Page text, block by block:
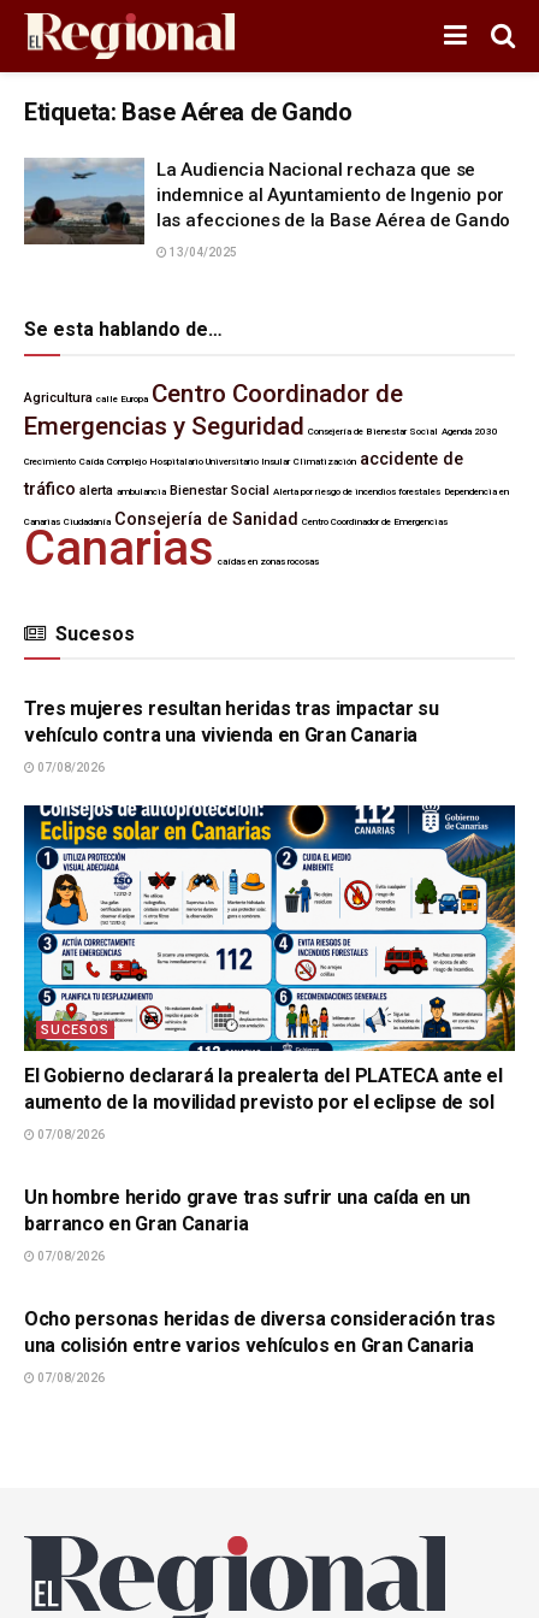
Etiqueta: Base Aérea de Gando
La Audiencia Nacional rechaza que se
indemnice al Ayuntamiento de Ingenio por
las afecciones de la Base Aérea de Gando
13/04/2025
Se esta hablando de…
Agricultura calle Europa Centro Coordinador de
Emergencias y Seguridad Consejería de Bienestar Social Agenda 2030
Crecimiento Caída Complejo Hospitalario Universitario Insular Climatización accidente de
tráfico alerta ambulancia Bienestar Social Alerta por riesgo de incendios forestales Dependencia en
Canarias Ciudadanía Consejería de Sanidad Centro Coordinador de Emergencias
Canarias caídas en zonas rocosas
Sucesos
SUCESOS
Tres mujeres resultan heridas tras impactar su
vehículo contra una vivienda en Gran Canaria
07/08/2026
SUCESOS
El Gobierno declarará la prealerta del PLATECA ante el
aumento de la movilidad previsto por el eclipse de sol
07/08/2026
Un hombre herido grave tras sufrir una caída en un
barranco en Gran Canaria
07/08/2026
Ocho personas heridas de diversa consideración tras
una colisión entre varios vehículos en Gran Canaria
07/08/2026